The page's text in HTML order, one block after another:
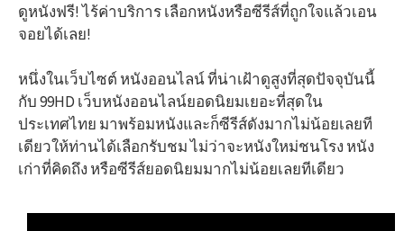
ดูหนังฟรี! ไร้ค่าบริการ เลือกหนังหรือซีรีส์ที่ถูกใจแล้วเอน
จอยได้เลย!
หนึ่งในเว็บไซต์ หนังออนไลน์ ที่น่าเฝ้าดูสูงที่สุดปัจจุบันนี้
กับ 99HD เว็บหนังออนไลน์ยอดนิยมเยอะที่สุดใน
ประเทศไทย มาพร้อมหนังและก็ซีรีส์ดังมากไม่น้อยเลยที
เดียวให้ท่านได้เลือกรับชม ไม่ว่าจะหนังใหม่ชนโรง หนัง
เก่าที่คิดถึง หรือซีรีส์ยอดนิยมมากไม่น้อยเลยทีเดียว